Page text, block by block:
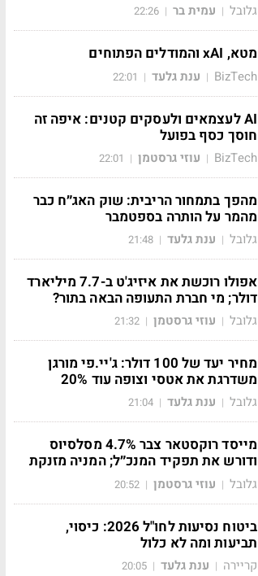
גלובל | עמית בר |
22:26
מטא, xAI והמודלים הפתוחים
BizTech
| ענת גלעד |
22:01
AI לעצמאים ולעסקים קטנים: איפה זה
חוסך כסף בפועל
BizTech
| עוזי גרסטמן |
22:01
מהפך בתמחור הריבית: שוק האג״ח כבר
מהמר על הותרה בספטמבר
גלובל | ענת גלעד |
21:48
אפולו רוכשת את איזיג'ט ב-7.7 מיליארד
דולר; מי חברת התעופה הבאה בתור?
גלובל | עוזי גרסטמן |
21:32
מחיר יעד של 100 דולר: ג'יי.פי מורגן
משדרגת את אטסי וצופה עוד 20%
גלובל | ענת גלעד |
21:04
מייסד רוקסטאר צבר 4.7% מסלסיוס
ודורש את תפקיד המנכ״ל; המניה מזנקת
גלובל | עוזי גרסטמן |
20:52
ביטוח נסיעות לחו"ל 2026: כיסוי,
תביעות ומה לא כלול
קריירה | ענת גלעד |
20:05